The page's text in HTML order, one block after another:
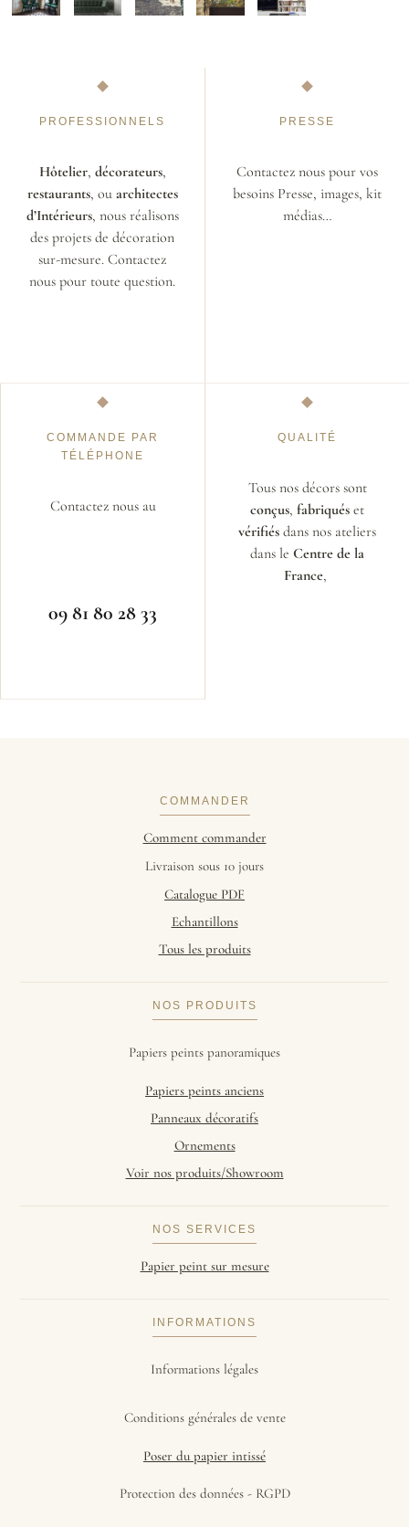
PROFESSIONNELS
Hôtelier, décorateurs,
restaurants, ou architectes
d’Intérieurs, nous réalisons
des projets de décoration
sur-mesure. Contactez
nous pour toute question.
PRESSE
Contactez nous pour vos
besoins Presse, images, kit
médias…
COMMANDE PAR
TÉLÉPHONE
Contactez nous au
09 81 80 28 33
QUALITÉ
Tous nos décors sont
conçus, fabriqués et
vérifiés dans nos ateliers
dans le Centre de la
France,
COMMANDER
Comment commander
Livraison sous 10 jours
Catalogue PDF
Echantillons
Tous les produits
NOS PRODUITS
Papiers peints panoramiques
Papiers peints anciens
Panneaux décoratifs
Ornements
Voir nos produits/Showroom
NOS SERVICES
Papier peint sur mesure
INFORMATIONS
Informations légales
Conditions générales de vente
Poser du papier intissé
Protection des données - RGPD